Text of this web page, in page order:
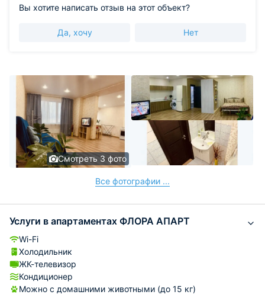
Вы хотите написать отзыв на этот объект?
Да, хочу Нет
Смотреть 3 фото
Все фотографии ...
Услуги в апартаментах ФЛОРА АПАРТ
Wi-Fi
Холодильник
ЖК-телевизор
Кондиционер
Можно с домашними животными (до 15 кг)